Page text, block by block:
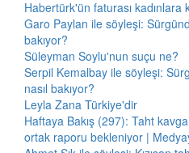
Habertürk'ün faturası kadınlara
Garo Paylan ile söyleşi:
bakıyor?
Süleyman Soylu'nun suçu ne?
Serpil Kemalbay ile söyleşi:
nasıl bakıyor?
Leyla Zana Türkiye'dir
Haftaya Bakış (297): Taht
ortak raporu bekleniyor |